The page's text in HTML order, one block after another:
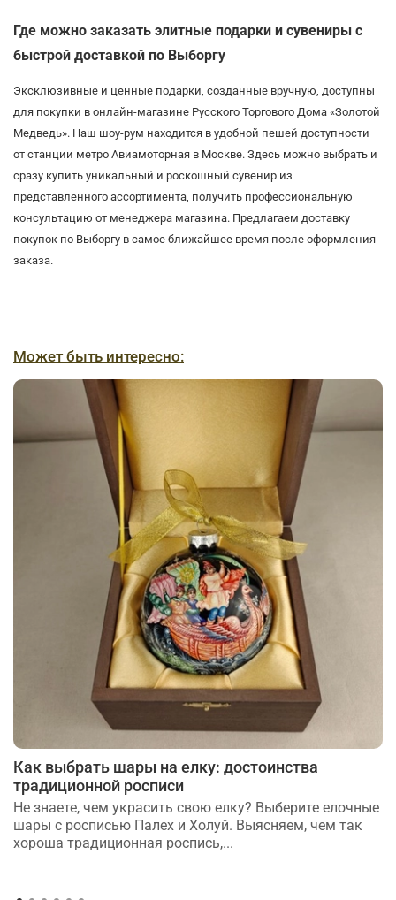
Где можно заказать элитные подарки и сувениры с
быстрой доставкой по Выборгу
Эксклюзивные и ценные подарки, созданные вручную, доступны
для покупки в онлайн-магазине Русского Торгового Дома «Золотой
Медведь». Наш шоу-рум находится в удобной пешей доступности
от станции метро Авиамоторная в Москве. Здесь можно выбрать и
сразу купить уникальный и роскошный сувенир из
представленного ассортимента, получить профессиональную
консультацию от менеджера магазина. Предлагаем доставку
покупок по Выборгу в самое ближайшее время после оформления
заказа.
Может быть интересно:
Как выбрать шары на елку: достоинства
традиционной росписи
Не знаете, чем украсить свою елку? Выберите елочные
шары с росписью Палех и Холуй. Выясняем, чем так
хороша традиционная роспись,...